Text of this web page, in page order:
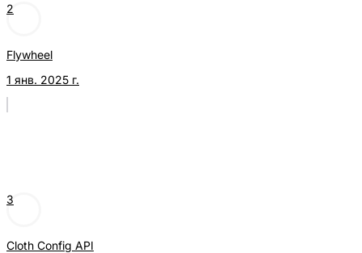
2
Flywheel
1 янв. 2025 г.
3
Cloth Config API